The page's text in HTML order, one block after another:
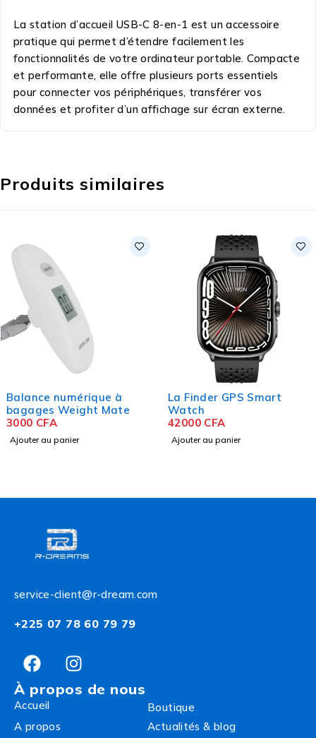
La station d’accueil USB-C 8-en-1 est un accessoire
pratique qui permet d’étendre facilement les
fonctionnalités de votre ordinateur portable. Compacte
et performante, elle offre plusieurs ports essentiels
pour connecter vos périphériques, transférer vos
données et profiter d’un affichage sur écran externe.
Produits similaires
Balance numérique à
bagages Weight Mate
3000 CFA
Ajouter au panier
La Finder GPS Smart
Watch
42000 CFA
Ajouter au panier
service-client@r-dream.com
+225 07 78 60 79 79
À propos de nous
Accueil
Boutique
A propos
Actualités & blog